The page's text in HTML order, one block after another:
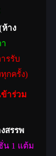
ห้าง
รรับ
กครั้ง)
าร่วม
สรรพ
น 1 แต้ม